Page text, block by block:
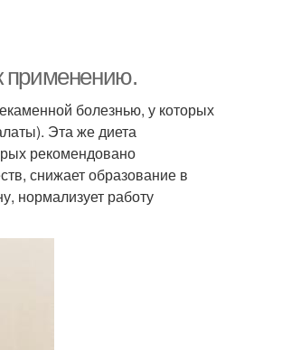
применению.
болезнью, у которых
Эта же диета
рекомендовано
снижает образование в
нормализует работу